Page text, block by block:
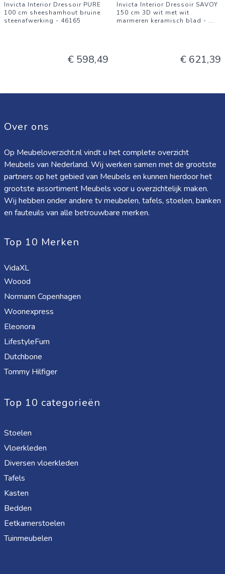
Invicta Interior Dressoir PURE
100 cm sheeshamhout bruine
steenafwerking - 46165
€ 598,49
Invicta Interior Dressoir SAVOY
150 cm 3D wit met wit
marmeren keramisch blad - ...
€ 621,39
Over ons
Op Meubeloverzicht.nl vindt u het complete overzicht
Meubels van Nederland. Wij werken samen met de grootste
partners op het gebied van Meubels en kunnen hierdoor het
grootste assortiment Meubels voor u overzichtelijk maken.
Wij hebben onder andere tv meubelen, tafels, stoelen, banken
en fauteuils van alle betrouwbare merken.
Top 10 Merken
VidaXL
Woood
Normann Copenhagen
Woonexpress
Eleonora
LifestyleFurn
Dutchbone
Tommy Hilfiger
Top 10 categorieën
Stoelen
Vloerkleden
Diversen vloerkleden
Tafels
Kasten
Bedden
Eetkamerstoelen
Tuinmeubelen